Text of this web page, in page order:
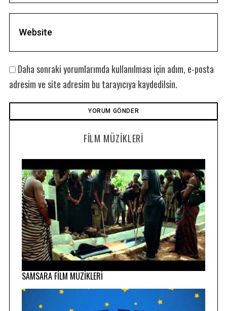
Daha sonraki yorumlarımda kullanılması için adım, e-posta
adresim ve site adresim bu tarayıcıya kaydedilsin.
FILM MÜZIKLERI
SAMSARA FİLM MÜZİKLERİ